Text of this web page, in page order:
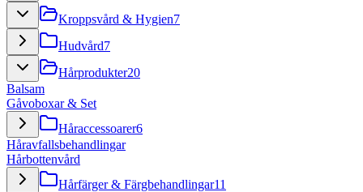
Kroppsvård & Hygien7
Hudvård7
Hårprodukter20
Balsam
Gåvoboxar & Set
Håraccessoarer6
Håravfallsbehandlingar
Hårbottenvård
Hårfärger & Färgbehandlingar11